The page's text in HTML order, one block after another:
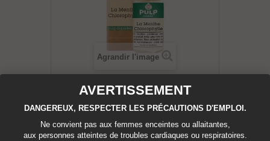
Agrandir l'image
Neuf
AVERTISSEMENT
DANGEREUX, RESPECTER LES PRÉCAUTIONS D'EMPLOI.
Ne convient pas aux femmes enceintes ou allaitantes,
aux personnes atteintes de troubles cardiaques ou respiratoires.